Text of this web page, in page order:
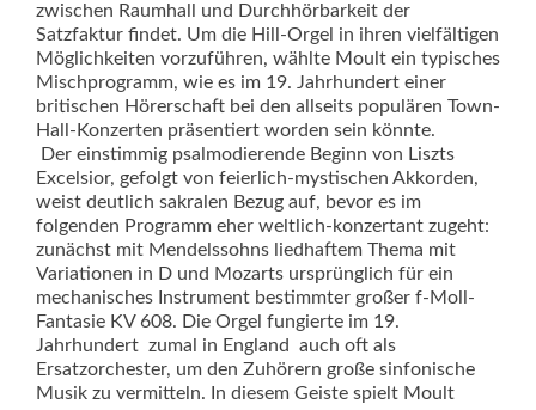
zwischen Raumhall und Durchhörbarkeit der
Satzfaktur findet. Um die Hill-Orgel in ihren vielfältigen
Möglichkeiten vorzuführen, wählte Moult ein typisches
Mischprogramm, wie es im 19. Jahrhundert einer
britischen Hörerschaft bei den allseits populären Town-
Hall-Konzerten präsentiert worden sein könnte.
Der einstimmig psalmodierende Beginn von Liszts
Excelsior, gefolgt von feierlich-mystischen Akkorden,
weist deutlich sakralen Bezug auf, bevor es im
folgenden Programm eher weltlich-konzertant zugeht:
zu­nächst mit Mendelssohns liedhaftem Thema mit
Variationen in D und Mozarts ursprünglich für ein
mechanisches Instrument bestimmter großer f-Moll-
Fantasie KV 608. Die Orgel fungierte im 19.
Jahrhundert  zumal in England  auch oft als
Ersatzorchester, um den Zuhörern große sinfonische
Musik zu vermitteln. In diesem Geiste spielt Moult